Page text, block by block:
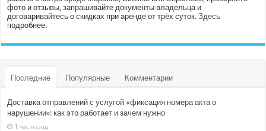
фото и отзывы, запрашивайте документы владельца и
договаривайтесь о скидках при аренде от трёх суток.Здесь
подробнее.
Последние Популярные Комментарии
Доставка отправлений с услугой «фиксация номера акта о
нарушении»: как это работает и зачем нужно
1 час назад